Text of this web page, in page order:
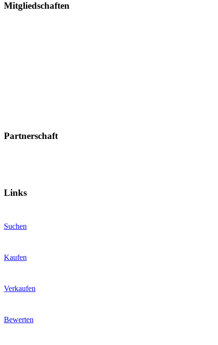
Mitgliedschaften
Partnerschaft
Links
Suchen
Kaufen
Verkaufen
Bewerten